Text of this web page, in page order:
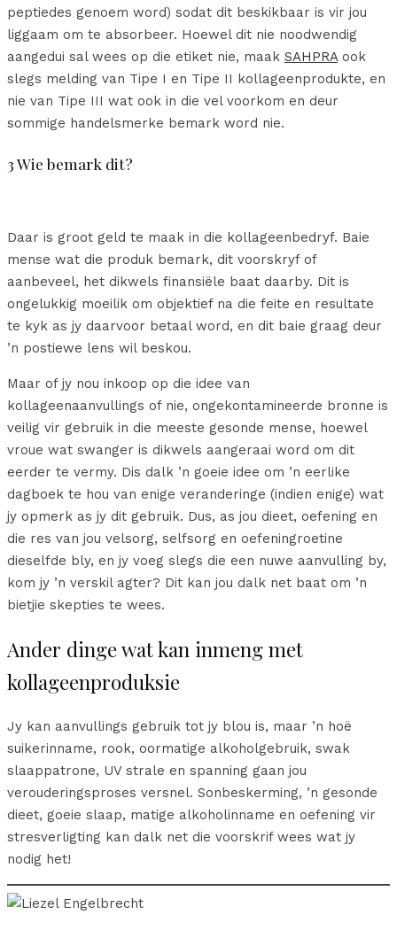
peptiedes genoem word) sodat dit beskikbaar is vir jou
liggaam om te absorbeer. Hoewel dit nie noodwendig
aangedui sal wees op die etiket nie, maak SAHPRAook
slegs melding van Tipe I en Tipe II kollageenprodukte, en
nie van Tipe III wat ook in die vel voorkom en deur
sommige handelsmerke bemark word nie.
3 Wie bemark dit?
Daar is groot geld te maak in die kollageenbedryf. Baie
mense wat die produk bemark, dit voorskryf of
aanbeveel, het dikwels finansiële baat daarby. Dit is
ongelukkig moeilik om objektief na die feite en resultate
te kyk as jy daarvoor betaal word, en dit baie graag deur
’n postiewe lens wil beskou.
Maar of jy nou inkoop op die idee van
kollageenaanvullings of nie, ongekontamineerde bronne is
veilig vir gebruik in die meeste gesonde mense, hoewel
vroue wat swanger is dikwels aangeraai word om dit
eerder te vermy. Dis dalk ’n goeie idee om ’n eerlike
dagboek te hou van enige veranderinge (indien enige) wat
jy opmerk as jy dit gebruik. Dus, as jou dieet, oefening en
die res van jou velsorg, selfsorg en oefeningroetine
dieselfde bly, en jy voeg slegs die een nuwe aanvulling by,
kom jy ’n verskil agter? Dit kan jou dalk net baat om ’n
bietjie skepties te wees.
Ander dinge wat kan inmeng met
kollageenproduksie
Jy kan aanvullings gebruik tot jy blou is, maar ’n hoë
suikerinname, rook, oormatige alkoholgebruik, swak
slaappatrone, UV strale en spanning gaan jou
verouderingsproses versnel. Sonbeskerming, ’n gesonde
dieet, goeie slaap, matige alkoholinname en oefening vir
stresverligting kan dalk net die voorskrif wees wat jy
nodig het!